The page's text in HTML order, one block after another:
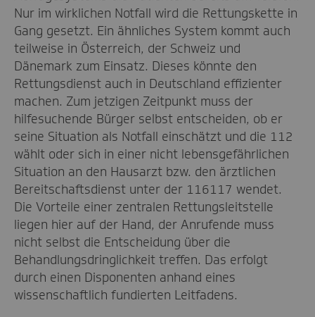
Nur im wirklichen Notfall wird die Rettungskette in
Gang gesetzt. Ein ähnliches System kommt auch
teilweise in Österreich, der Schweiz und
Dänemark zum Einsatz. Dieses könnte den
Rettungsdienst auch in Deutschland effizienter
machen. Zum jetzigen Zeitpunkt muss der
hilfesuchende Bürger selbst entscheiden, ob er
seine Situation als Notfall einschätzt und die 112
wählt oder sich in einer nicht lebensgefährlichen
Situation an den Hausarzt bzw. den ärztlichen
Bereitschaftsdienst unter der 116117 wendet.
Die Vorteile einer zentralen Rettungsleitstelle
liegen hier auf der Hand, der Anrufende muss
nicht selbst die Entscheidung über die
Behandlungsdringlichkeit treffen. Das erfolgt
durch einen Disponenten anhand eines
wissenschaftlich fundierten Leitfadens.